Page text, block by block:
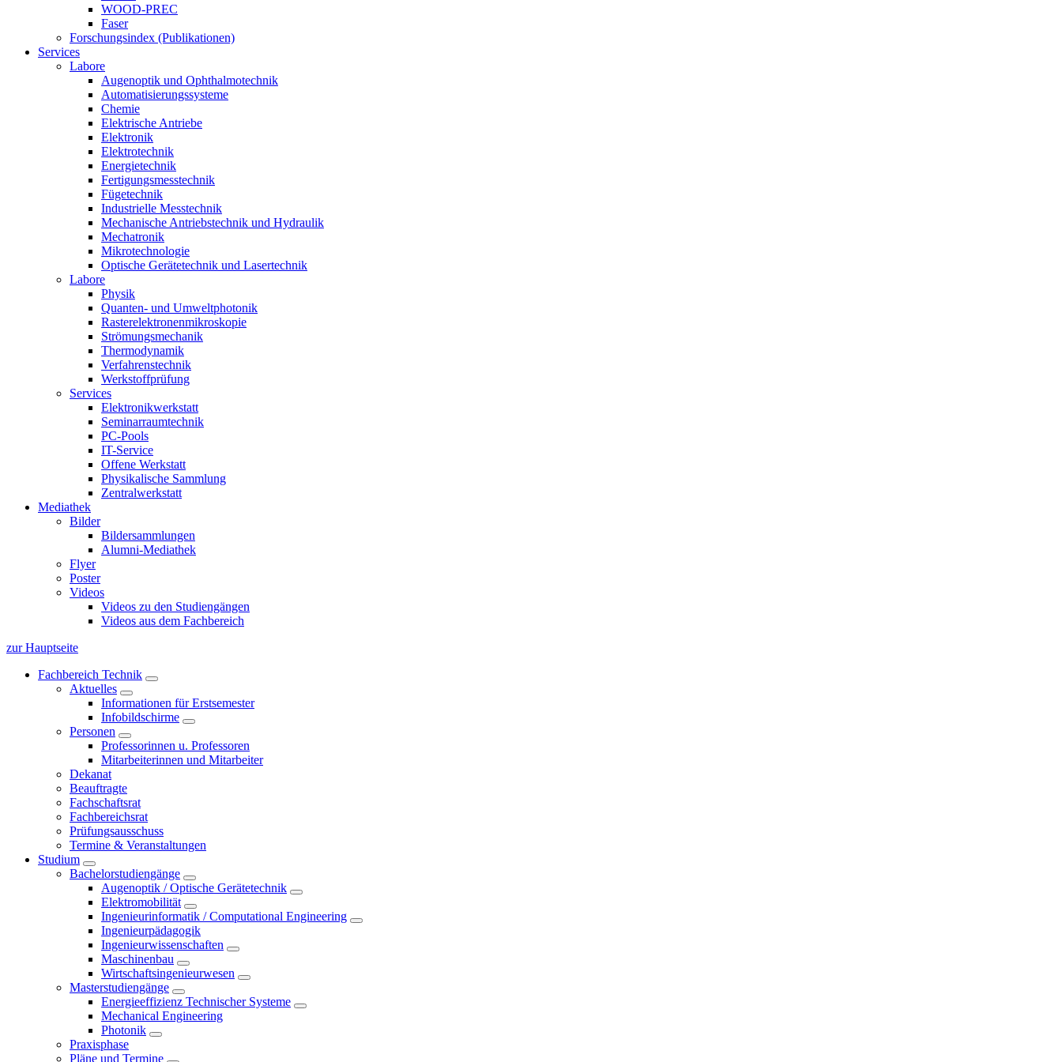
WOOD-PREC
Faser
Forschungsindex (Publikationen)
Services
Labore
Augenoptik und Ophthalmotechnik
Automatisierungssysteme
Chemie
Elektrische Antriebe
Elektronik
Elektrotechnik
Energietechnik
Fertigungsmesstechnik
Fügetechnik
Industrielle Messtechnik
Mechanische Antriebstechnik und Hydraulik
Mechatronik
Mikrotechnologie
Optische Gerätetechnik und Lasertechnik
Labore
Physik
Quanten- und Umweltphotonik
Rasterelektronenmikroskopie
Strömungsmechanik
Thermodynamik
Verfahrenstechnik
Werkstoffprüfung
Services
Elektronikwerkstatt
Seminarraumtechnik
PC-Pools
IT-Service
Offene Werkstatt
Physikalische Sammlung
Zentralwerkstatt
Mediathek
Bilder
Bildersammlungen
Alumni-Mediathek
Flyer
Poster
Videos
Videos zu den Studiengängen
Videos aus dem Fachbereich
zur Hauptseite
Fachbereich Technik
Aktuelles
Informationen für Erstsemester
Infobildschirme
Personen
Professorinnen u. Professoren
Mitarbeiterinnen und Mitarbeiter
Dekanat
Beauftragte
Fachschaftsrat
Fachbereichsrat
Prüfungsausschuss
Termine & Veranstaltungen
Studium
Bachelorstudiengänge
Augenoptik / Optische Gerätetechnik
Elektromobilität
Ingenieurinformatik / Computational Engineering
Ingenieurpädagogik
Ingenieurwissenschaften
Maschinenbau
Wirtschaftsingenieurwesen
Masterstudiengänge
Energieeffizienz Technischer Systeme
Mechanical Engineering
Photonik
Praxisphase
Pläne und Termine